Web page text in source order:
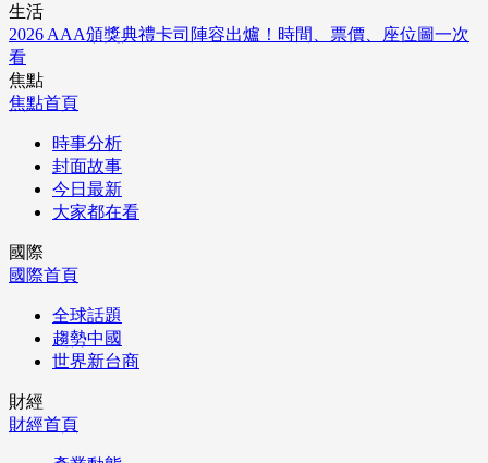
生活
2026 AAA頒獎典禮卡司陣容出爐！時間、票價、座位圖一次
看
焦點
焦點首頁
時事分析
封面故事
今日最新
大家都在看
國際
國際首頁
全球話題
趨勢中國
世界新台商
財經
財經首頁